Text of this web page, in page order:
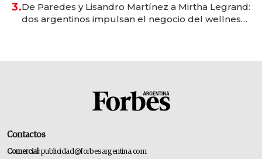
3.De Paredes y Lisandro Martínez a Mirtha Legrand:
dos argentinos impulsan el negocio del wellness
Contactos
Comercial:publicidad@forbesargentina.com